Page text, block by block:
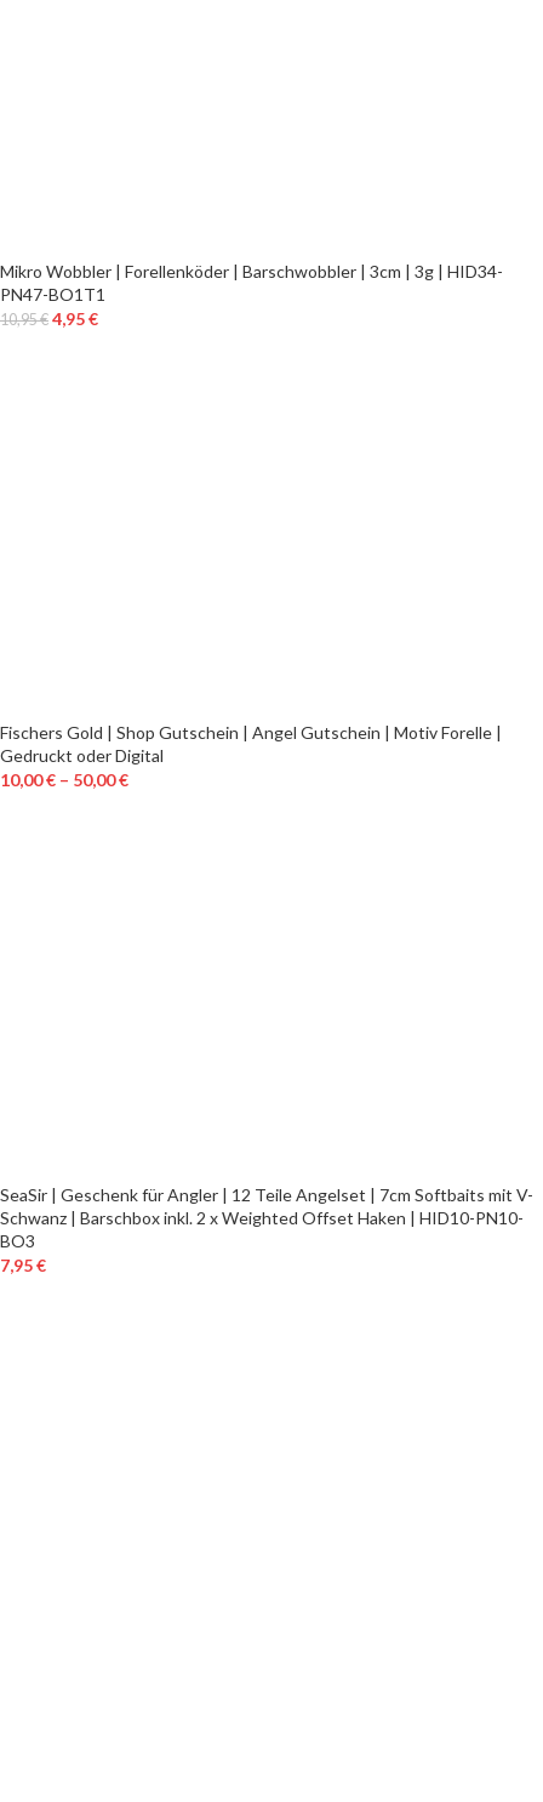
Mikro Wobbler | Forellenköder | Barschwobbler | 3cm | 3g | HID34-
PN47-BO1T1
10,95€ 4,95€
Fischers Gold | Shop Gutschein | Angel Gutschein | Motiv Forelle |
Gedruckt oder Digital
10,00€ – 50,00€
SeaSir | Geschenk für Angler | 12 Teile Angelset | 7cm Softbaits mit V-
Schwanz | Barschbox inkl. 2 x Weighted Offset Haken | HID10-PN10-
BO3
7,95€